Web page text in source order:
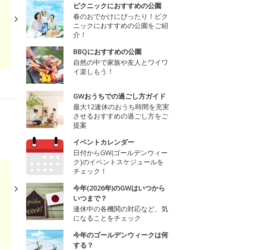
ピクニックにおすすめの公園
春のおでかけにぴったり！ピク
ニックにおすすめの公園をご紹
介！
BBQにおすすめの公園
自然の中で家族や友人とワイワ
イ楽しもう！
GWおうちでの過ごし方ガイド
最大12連休のおうち時間を充実
させるおすすめの過ごし方をご
提案
イベントカレンダー
日付からGW(ゴールデンウィー
ク)のイベントスケジュールを
チェック！
今年(2026年)のGWはいつから
いつまで？
連休中の各機関の対応など、気
になることをチェック
今年のゴールデンウィークは何
する？